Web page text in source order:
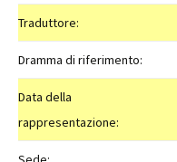
Traduttore:
Dramma di riferimento:
Data della
rappresentazione: